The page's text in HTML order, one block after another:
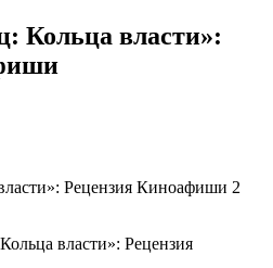
Кольца власти»:
Рецензия Киноафиши 2